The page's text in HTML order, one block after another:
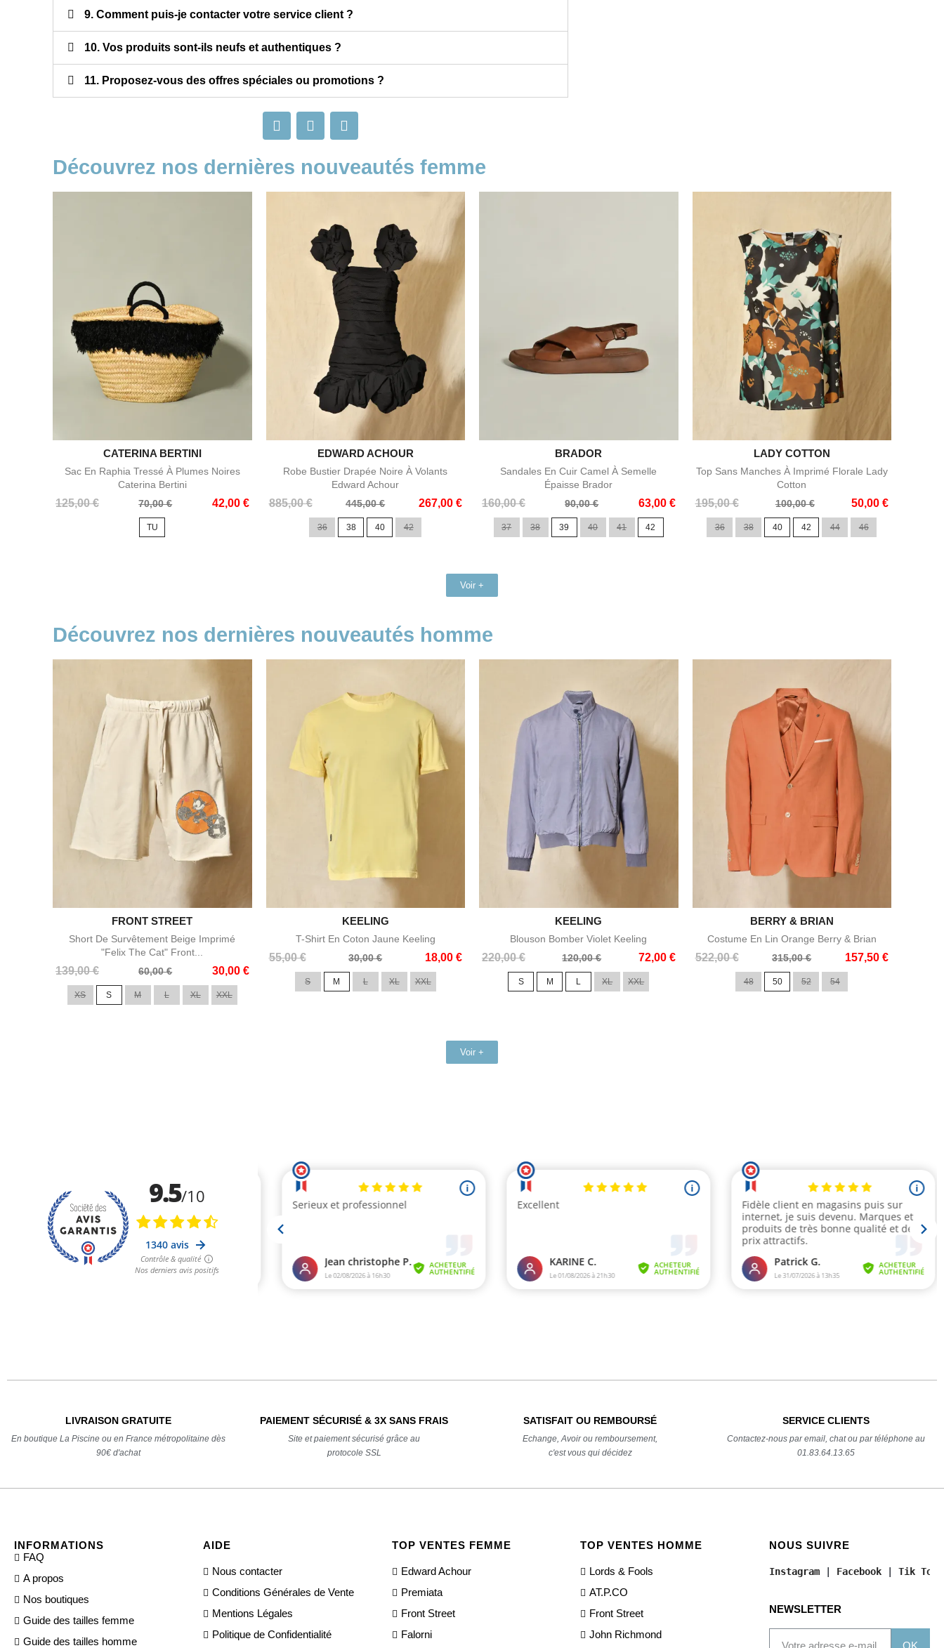
9. Comment puis-je contacter votre service client ?
10. Vos produits sont-ils neufs et authentiques ?
11. Proposez-vous des offres spéciales ou promotions ?
Découvrez nos dernières nouveautés femme
Aperçu rapide
CATERINA BERTINI
Sac En Raphia Tressé À Plumes Noires
Caterina Bertini
125,00 €
Prix
70,00 € 42,00 €
Prix
TU
Aperçu rapide
EDWARD ACHOUR
Robe Bustier Drapée Noire À Volants
Edward Achour
885,00 €
Prix
445,00 € 267,00 €
Prix
36 38 40 42
Aperçu rapide
BRADOR
Sandales En Cuir Camel À Semelle
Épaisse Brador
160,00 €
Prix
de
base
90,00 € 63,00 €
Prix
37 38 39 40 41 42
Aperçu rapide
LADY COTTON
Top Sans Manches À Imprimé Florale Lady
Cotton
195,00 €
Prix
de
base
100,00 € 50,00 €
Prix
36 38 40 42 44 46
Voir +
Découvrez nos dernières nouveautés homme
Aperçu rapide
FRONT STREET
Short De Survêtement Beige Imprimé
"Felix The Cat" Front...
139,00 €
Prix
de
base
60,00 € 30,00 €
Prix
XS S M L XL XXL
Aperçu rapide
KEELING
T-Shirt En Coton Jaune Keeling
55,00 €
Prix
30,00 € 18,00 €
Prix
S M L XL XXL
Aperçu rapide
KEELING
Blouson Bomber Violet Keeling
220,00 €
Prix
120,00 € 72,00 €
Prix
S M L XL XXL
Aperçu rapide
BERRY & BRIAN
Costume En Lin Orange Berry & Brian
522,00 €
Prix
315,00 € 157,50 €
Prix
48 50 52 54
Voir +
LIVRAISON GRATUITE
En boutique La Piscine ou en France métropolitaine dès
90€ d'achat
PAIEMENT SÉCURISÉ & 3X SANS FRAIS
Site et paiement sécurisé grâce au
protocole SSL
SATISFAIT OU REMBOURSÉ
Echange, Avoir ou remboursement,
c'est vous qui décidez
SERVICE CLIENTS
Contactez-nous par email, chat ou par téléphone au
01.83.64.13.65
INFORMATIONS
FAQ
A propos
Nos boutiques
Guide des tailles femme
Guide des tailles homme
AIDE
Nous contacter
Conditions Générales de Vente
Mentions Légales
Politique de Confidentialité
TOP VENTES FEMME
Edward Achour
Premiata
Front Street
Falorni
TOP VENTES HOMME
Lords & Fools
AT.P.CO
Front Street
John Richmond
NOUS SUIVRE
Instagram Facebook | Tik Tok
NEWSLETTER